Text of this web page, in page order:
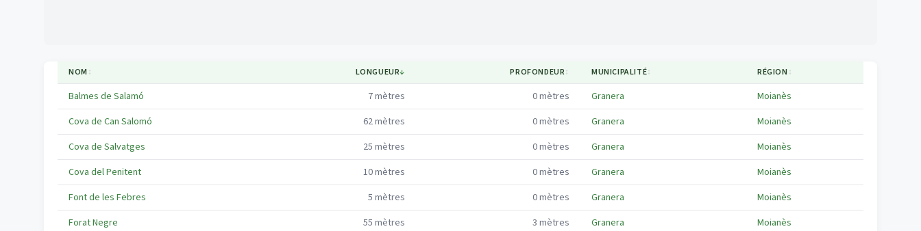
NOM ↕ LONGUEUR↓ PROFONDEUR↕ MUNICIPALITÉ↕ RÉGION ↕
Balmes de Salamó 7mètres 0mètres Granera
Moianès
Cova de Can Salomó
62mètres 0mètres Granera
Moianès
Cova de Salvatges
25 mètres 0mètres Granera
Moianès
Cova del Penitent
10mètres 0mètres Granera
Moianès
Font de les Febres
5 mètres 0mètres Granera
Moianès
Forat Negre
55 mètres 3 mètres Granera Moianès